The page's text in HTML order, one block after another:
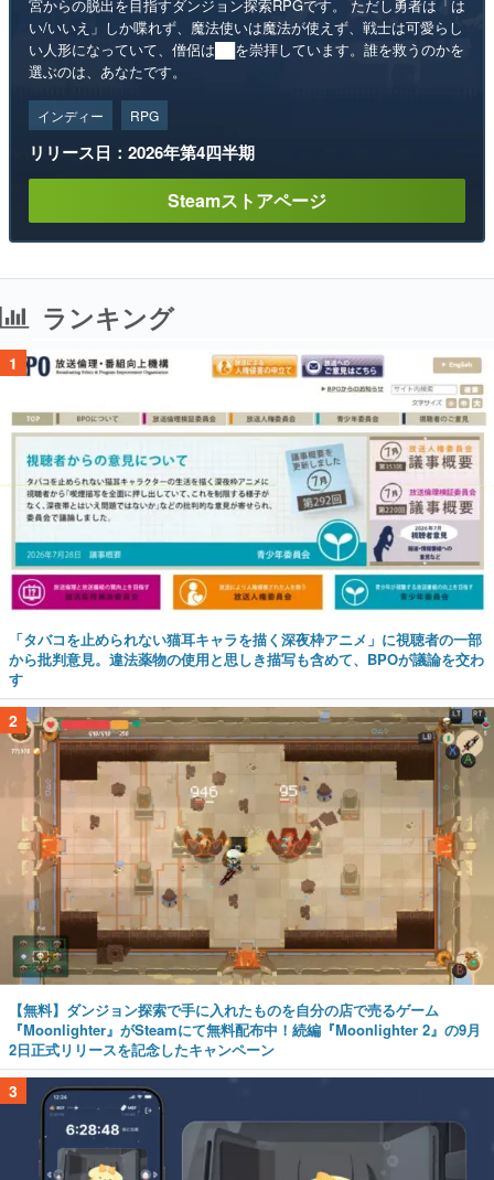
宮からの脱出を目指すダンジョン探索RPGです。 ただし勇者は「は
い/いいえ」しか喋れず、魔法使いは魔法が使えず、戦士は可愛らし
い人形になっていて、僧侶は██を崇拝しています。誰を救うのかを
選ぶのは、あなたです。
インディー RPG
リリース日：2026年第4四半期
Steamストアページ
ランキング
1
「タバコを止められない猫耳キャラを描く深夜枠アニメ」に視聴者の一部
から批判意見。違法薬物の使用と思しき描写も含めて、BPOが議論を交わ
す
2
【無料】ダンジョン探索で手に入れたものを自分の店で売るゲーム
『Moonlighter』がSteamにて無料配布中！続編『Moonlighter 2』の9月
2日正式リリースを記念したキャンペーン
3